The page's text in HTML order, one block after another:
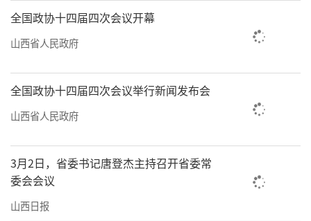
全国政协十四届四次会议开幕
山西省人民政府
全国政协十四届四次会议举行新闻发布会
山西省人民政府
3月2日，省委书记唐登杰主持召开省委常
委会会议
山西日报